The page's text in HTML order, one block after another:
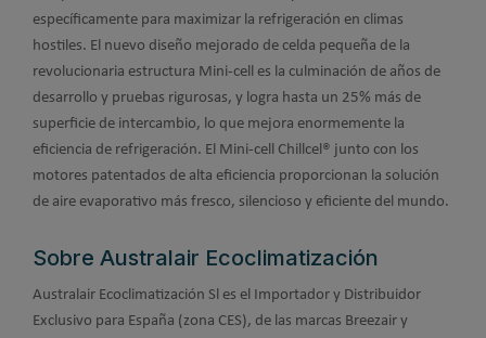
específicamente para maximizar la refrigeración en climas
hostiles. El nuevo diseño mejorado de celda pequeña de la
revolucionaria estructura Mini-cell es la culminación de años de
desarrollo y pruebas rigurosas, y logra hasta un 25% más de
superficie de intercambio, lo que mejora enormemente la
eficiencia de refrigeración. El Mini-cell Chillcel® junto con los
motores patentados de alta eficiencia proporcionan la solución
de aire evaporativo más fresco, silencioso y eficiente del mundo.
Sobre Australair Ecoclimatización
Australair Ecoclimatización Sl es el Importador y Distribuidor
Exclusivo para España (zona CES), de las marcas Breezair y